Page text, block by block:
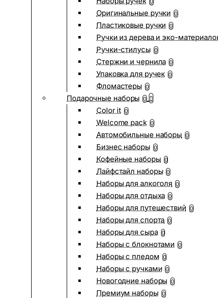
0
Оригинальные ручки 0
Пластиковые ручки 0
Ручки из дерева и эко-
Ручки-стилусы 0
Стержни и чернила 0
Упаковка для ручек 0
Фломастеры 0
Подарочные наборы 0
Color it 0
Welcome pack 0
Автомобильные наборы 0
Бизнес наборы 0
Кофейные наборы 0
Лайфстайл наборы 0
Наборы для алкоголя 0
Наборы для отдыха 0
Наборы для путешествий 0
Наборы для спорта 0
Наборы для сыра 0
Наборы с блокнотами 0
Наборы с пледом 0
Наборы с ручками 0
Новогодние наборы 0
Премиум наборы 0